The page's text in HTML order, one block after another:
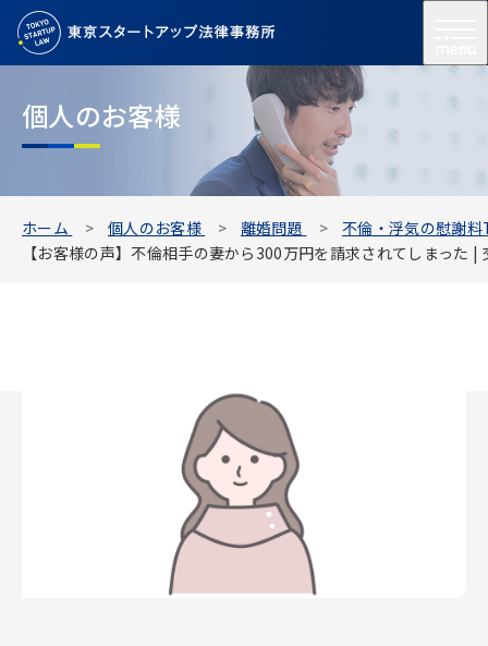
個人のお客様
ホーム 個人のお客様 離婚問題
不倫・浮気の慰謝料
【お客様の声】不倫相手の妻から300万円を請求されてしまった